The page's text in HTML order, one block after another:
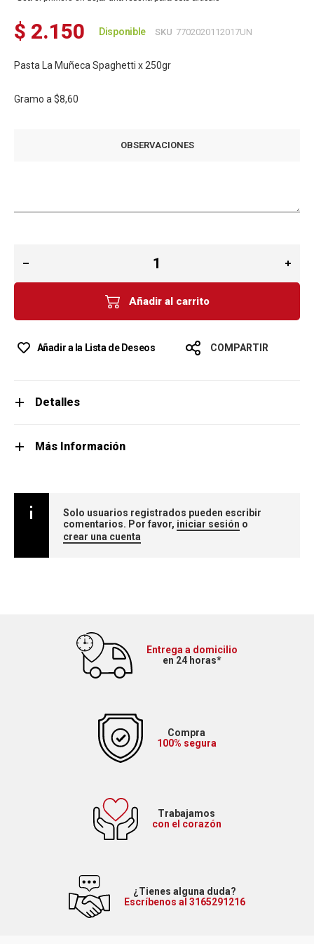
$ 2.150 Disponible SKU 7702020112017UN
Pasta La Muñeca Spaghetti x 250gr
Gramo a $8,60
OBSERVACIONES
Añadir al carrito
Añadir a la Lista de Deseos COMPARTIR
Detalles
Más Información
Solo usuarios registrados pueden escribir
comentarios. Por favor, iniciar sesión o
crear una cuenta
Entrega a domicilio
en 24 horas*
Compra
100% segura
Trabajamos
con el corazón
¿Tienes alguna duda?
Escríbenos al 3165291216